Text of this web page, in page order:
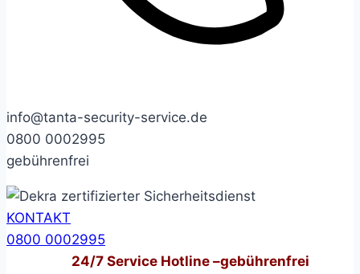
info@tanta-security-service.de
0800 0002995
gebührenfrei
KONTAKT
0800 0002995
24/7Service Hotline –gebührenfrei